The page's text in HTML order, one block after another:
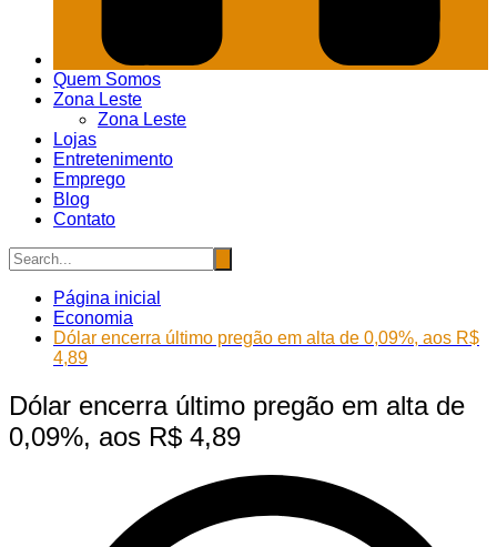
Quem Somos
Zona Leste
Zona Leste
Lojas
Entretenimento
Emprego
Blog
Contato
Página inicial
Economia
Dólar encerra último pregão em alta de 0,09%, aos R$
4,89
Dólar encerra último pregão em alta de
0,09%, aos R$ 4,89